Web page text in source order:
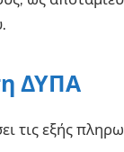
ΔΥΠΑ
τις εξής